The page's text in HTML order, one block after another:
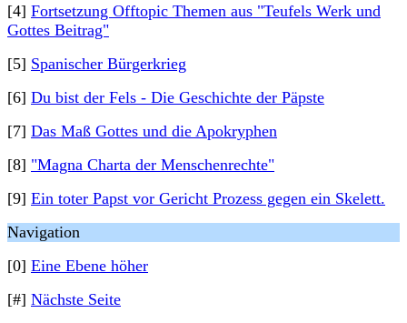
[4] Fortsetzung Offtopic Themen aus "Teufels Werk und
Gottes Beitrag"
[5] Spanischer Bürgerkrieg
[6] Du bist der Fels - Die Geschichte der Päpste
[7] Das Maß Gottes und die Apokryphen
[8] "Magna Charta der Menschenrechte"
[9] Ein toter Papst vor Gericht Prozess gegen ein Skelett.
Navigation
[0] Eine Ebene höher
[#] Nächste Seite